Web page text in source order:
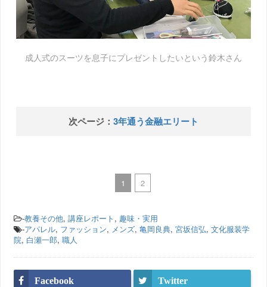
成人式のスーツを息子にプレゼントしたいという鈴木さん
次ページ： 3年通う金融エリート
1 2
-教養その他,講座レポート , 趣味・実用
-アパレル, ファッション, メンズ,亀岡良典,宮坂信弘,文化服装学
院, 白瀬一郎,職人
Facebook Twitter